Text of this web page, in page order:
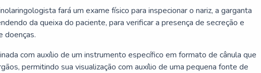
fará um exame físico para inspecionar o nariz, a garganta
da queixa do paciente, para verificar a presença de secreção e
doenças.
com auxílio de um instrumento específico em formato de cânula que
permitindo sua visualização com auxílio de uma pequena fonte de